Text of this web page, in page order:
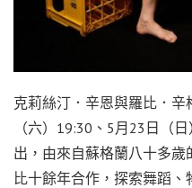
克莉絲汀．辛恩與羅比．
（六）19:30、5月23日（
出，由來自蘇格蘭八十多
比十餘年合作，探索舞蹈、